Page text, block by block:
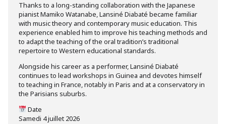
Thanks to a long-standing collaboration with the Japanese
pianist Mamiko Watanabe, Lansiné Diabaté became familiar
with music theory and contemporary music education. This
experience enabled him to improve his teaching methods and
to adapt the teaching of the oral tradition’s traditional
repertoire to Western educational standards.
Alongside his career as a performer, Lansiné Diabaté
continues to lead workshops in Guinea and devotes himself
to teaching in France, notably in Paris and at a conservatory in
the Parisians suburbs.
Date
Samedi 4 juillet 2026